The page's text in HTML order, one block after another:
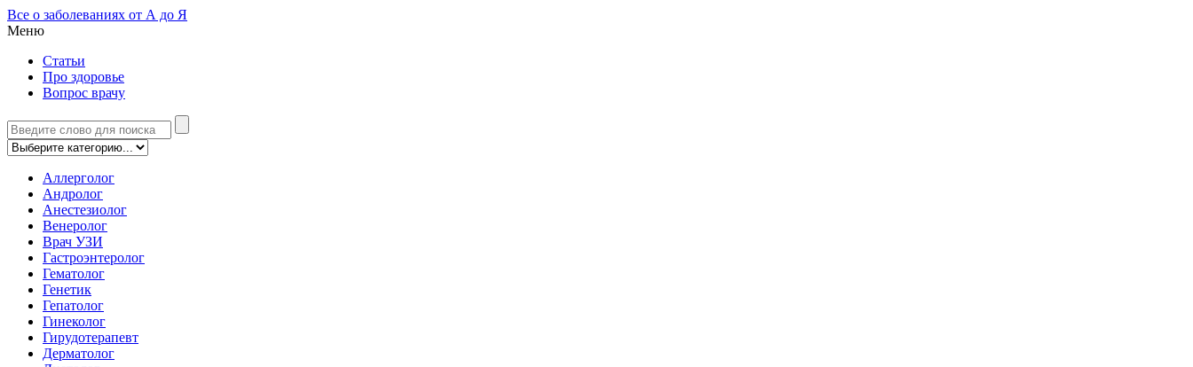
Все о заболеваниях от А до Я
Меню
Статьи
Про здоровье
Вопрос врачу
Аллерголог
Андролог
Анестезиолог
Венеролог
Врач УЗИ
Гастроэнтеролог
Гематолог
Генетик
Гепатолог
Гинеколог
Гирудотерапевт
Дерматолог